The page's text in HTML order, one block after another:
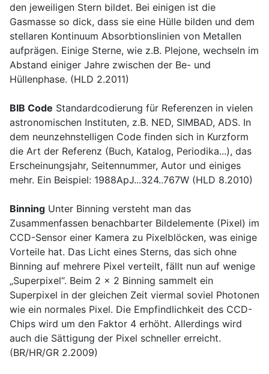
den jeweiligen Stern bildet. Bei einigen ist die
Gasmasse so dick, dass sie eine Hülle bilden und dem
stellaren Kontinuum Absorbtionslinien von Metallen
aufprägen. Einige Sterne, wie z.B. Plejone, wechseln im
Abstand einiger Jahre zwischen der Be- und
Hüllenphase. (HLD 2.2011)
BIB Code Standardcodierung für Referenzen in vielen
astronomischen Instituten, z.B. NED, SIMBAD, ADS. In
dem neunzehnstelligen Code finden sich in Kurzform
die Art der Referenz (Buch, Katalog, Periodika...), das
Erscheinungsjahr, Seitennummer, Autor und einiges
mehr. Ein Beispiel: 1988ApJ...324..767W (HLD 8.2010)
Binning Unter Binning versteht man das
Zusammenfassen benachbarter Bildelemente (Pixel) im
CCD-Sensor einer Kamera zu Pixelblöcken, was einige
Vorteile hat. Das Licht eines Sterns, das sich ohne
Binning auf mehrere Pixel verteilt, fällt nun auf wenige
„Superpixel“. Beim 2 x 2 Binning sammelt ein
Superpixel in der gleichen Zeit viermal soviel Photonen
wie ein normales Pixel. Die Empfindlichkeit des CCD-
Chips wird um den Faktor 4 erhöht. Allerdings wird
auch die Sättigung der Pixel schneller erreicht.
(BR/HR/GR 2.2009)